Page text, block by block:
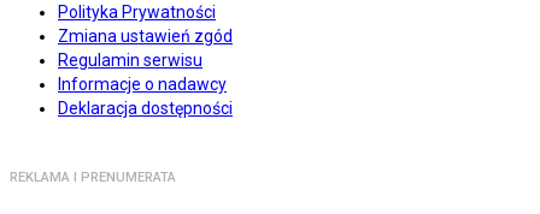
Polityka Prywatności
Zmiana ustawień zgód
Regulamin serwisu
Informacje o nadawcy
Deklaracja dostępności
REKLAMA I PRENUMERATA